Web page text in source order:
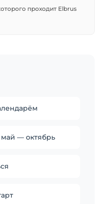
проходит Elbrus
май — октябрь